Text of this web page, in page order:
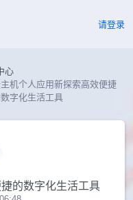
请登录
心
机个人应用新探索高效便捷
字化生活工具
的数字化生活工具